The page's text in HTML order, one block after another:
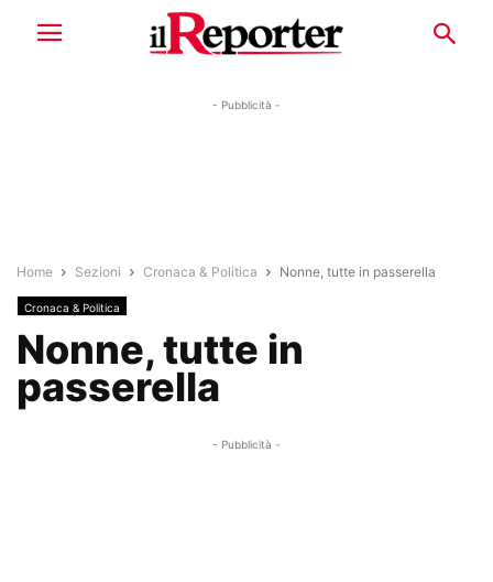
- Pubblicità -
Home Sezioni Cronaca & Politica Nonne, tutte in passerella
Cronaca & Politica
Nonne, tutte in
passerella
- Pubblicità -